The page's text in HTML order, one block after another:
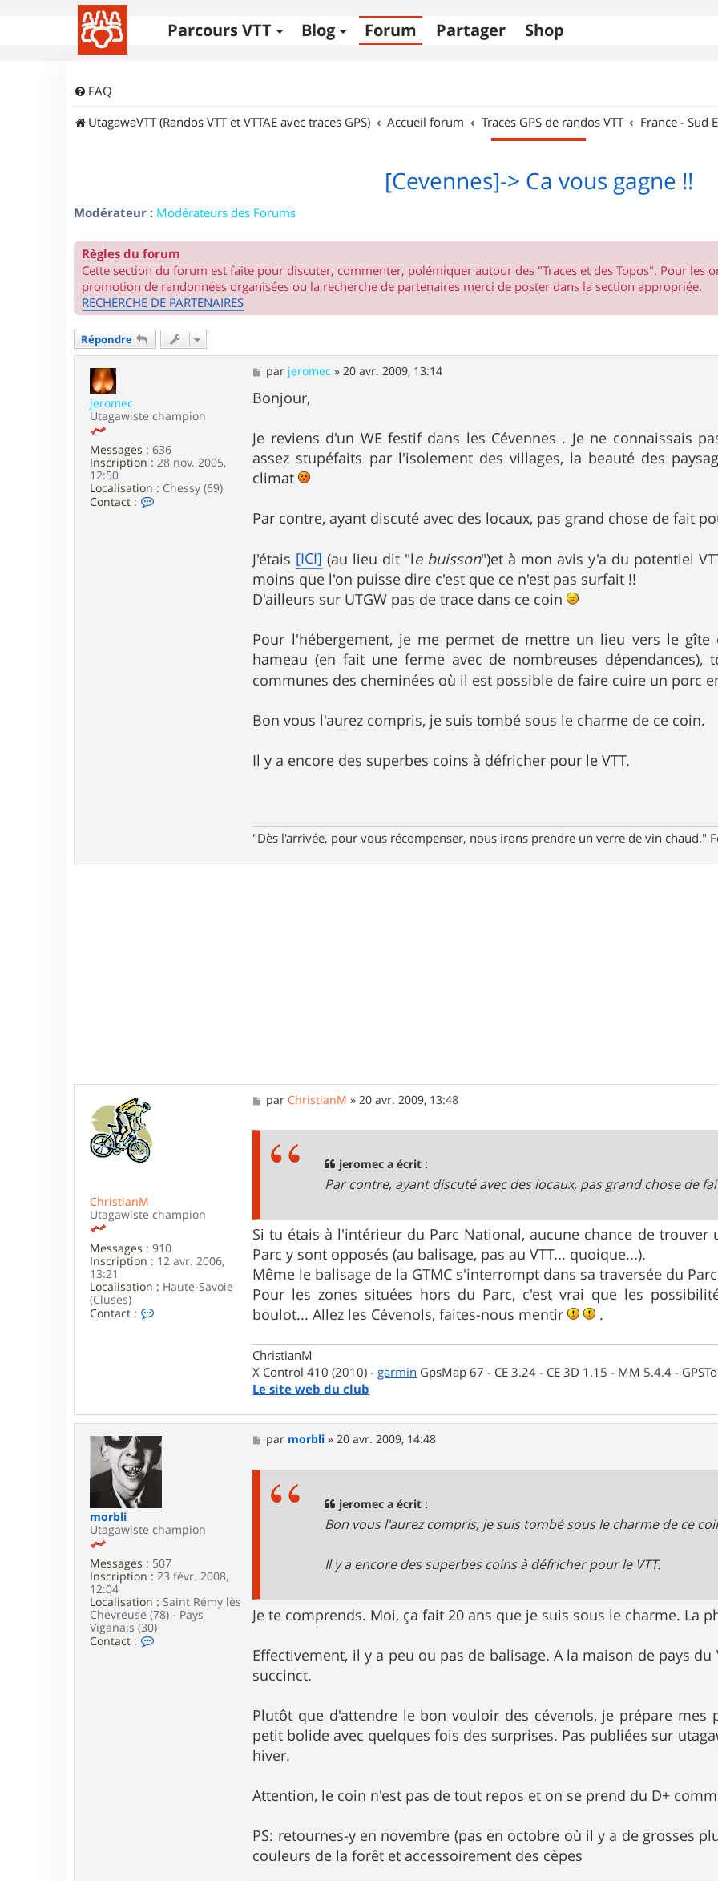
Parcours VTT Blog Forum Partager Shop
FAQ
UtagawaVTT (Randos VTT et VTTAE avec traces GPS)
Accueil forum Traces GPS de randos VTT France - Sud
[Cevennes]-> Ca vous gagne !!
Modérateur : Modérateurs des Forums
Règles du forum
Cette section du forum est faite pour discuter, commenter, polémiquer autour des "Traces et des Topos". Pour les
promotion de randonnées organisées ou la recherche de partenaires merci de poster dans la section appropriée.
RECHERCHE DE PARTENAIRES
Répondre
jeromec
Utagawiste champion
Messages : 636
Inscription : 28 nov. 2005,
12:50
Localisation : Chessy (69)
Contact :
M
e
s
s
g
e
par jeromec »20 avr. 2009, 13:14
Bonjour,
Je reviens d'un WE festif dans les Cévennes . Je ne connaissais
assez stupéfaits par l'isolement des villages, la beauté des
climat
Par contre, ayant discuté avec des locaux, pas grand chose de fait
J'étais [ICI] (au lieu dit "le buisson")et à mon avis y'a du potentiel
moins que l'on puisse dire c'est que ce n'est pas surfait !!
D'ailleurs sur UTGW pas de trace dans ce coin
Pour l'hébergement, je me permet de mettre un lieu vers le
hameau (en fait une ferme avec de nombreuses
communes des cheminées où il est possible de faire cuire un porc
Bon vous l'aurez compris, je suis tombé sous le charme de ce coin.
Il y a encore des superbes coins à défricher pour le VTT.
"Dès l'arrivée, pour vous récompenser, nous irons prendre un verre de vin chaud."
ChristianM
Utagawiste champion
Messages : 910
Inscription : 12 avr. 2006,
13:21
Localisation : Haute-Savoie
(Cluses)
Contact :
r
C
h
r
i
n
M
e
par ChristianM » 20 avr. 2009, 13:48
jeromec a écrit :
Par contre, ayant discuté avec des locaux, pas grand chose de
Si tu étais à l'intérieur du Parc National, aucune chance de trouver
Parc y sont opposés (au balisage, pas au VTT... quoique...).
Même le balisage de la GTMC s'interrompt dans sa traversée du
Pour les zones situées hors du Parc, c'est vrai que les
boulot... Allez les Cévenols, faites-nous mentir
.
ChristianM
X Control 410 (2010) - garmin GpsMap 67 - CE 3.24 - CE 3D 1.15 - MM 5.4.4 -
Le site web du club
morbli
Utagawiste champion
Messages : 507
Inscription : 23 févr. 2008,
12:04
Localisation : Saint Rémy lès
Chevreuse (78) - Pays
Viganais (30)
Contact :
M
e
par morbli »20 avr. 2009, 14:48
jeromec a écrit :
Bon vous l'aurez compris, je suis tombé sous le charme de ce
Il y a encore des superbes coins à défricher pour le VTT.
Je te comprends. Moi, ça fait 20 ans que je suis sous le charme. La
Effectivement, il y a peu ou pas de balisage. A la maison de pays
succinct.
Plutôt que d'attendre le bon vouloir des cévenols, je prépare mes
petit bolide avec quelques fois des surprises. Pas publiées sur
hiver.
Attention, le coin n'est pas de tout repos et on se prend du D+
PS: retournes-y en novembre (pas en octobre où il y a de grosses
couleurs de la forêt et accessoirement des cèpes